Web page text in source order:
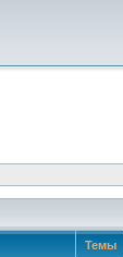
Темы